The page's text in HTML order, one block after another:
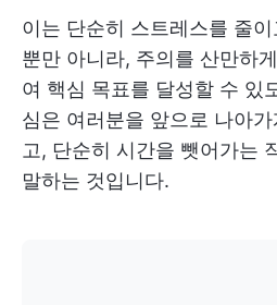
이는 단순히 스트레스를 줄이
뿐만 아니라, 주의를 산만하
여 핵심 목표를 달성할 수 있
심은 여러분을 앞으로 나아
고, 단순히 시간을 뺏어가는
말하는 것입니다.